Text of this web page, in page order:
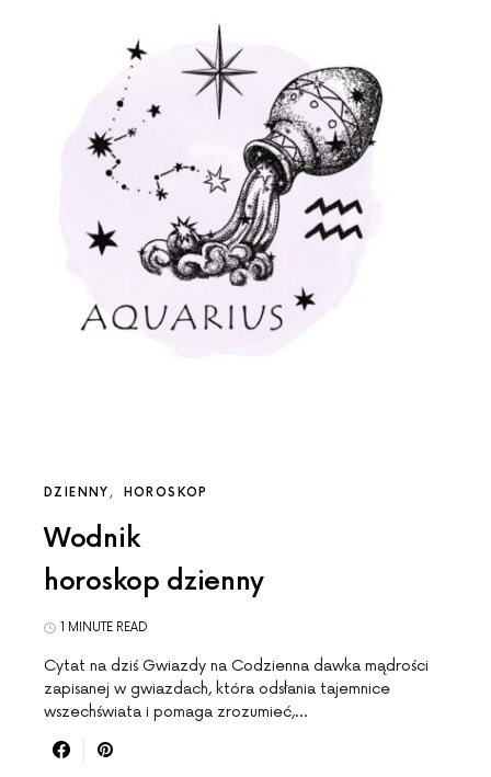
DZIENNY HOROSKOP
Wodnik
horoskop dzienny
1 MINUTE READ
Cytat na dziś Gwiazdy na Codzienna dawka mądrości
zapisanej w gwiazdach, która odsłania tajemnice
wszechświata i pomaga zrozumieć,…